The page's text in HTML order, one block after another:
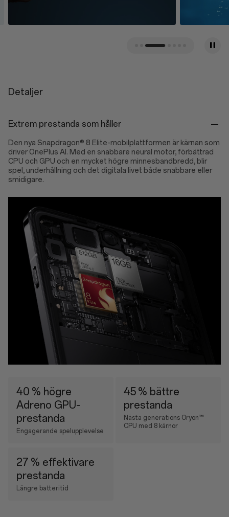
Detaljer
Extrem prestanda som håller
Den nya Snapdragon® 8 Elite-mobilplattformen är kärnan som
driver OnePlus AI. Med en snabbare neural motor, förbättrad
CPU och GPU och en mycket högre minnesbandbredd, blir
spel, underhållning och det digitala livet både snabbare eller
smidigare.
40 % högre
Adreno GPU-
prestanda
Engagerande spelupplevelse
45 % bättre
prestanda
Nästa generations Oryon™
CPU med 8 kärnor
27 % effektivare
prestanda
Längre batteritid